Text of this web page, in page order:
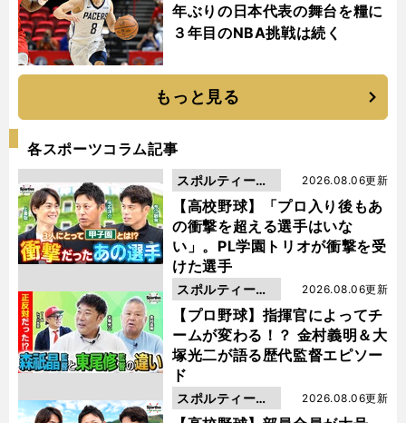
年ぶりの日本代表の舞台を糧に
３年目のNBA挑戦は続く
もっと見る
各スポーツコラム記事
【高校野球】「プロ入り後もあ
の衝撃を超える選手はいな
い」。PL学園トリオが衝撃を受
けた選手
2026.08.06更新
スポルティーバ
動画
【プロ野球】指揮官によってチ
ームが変わる！？ 金村義明＆大
塚光二が語る歴代監督エピソー
ド
2026.08.06更新
スポルティーバ
動画
2026.08.06更新
スポルティーバ